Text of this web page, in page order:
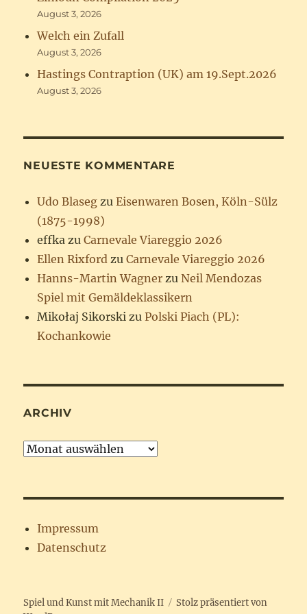
August 3, 2026
Welch ein Zufall
August 3, 2026
Hastings Contraption (UK) am 19.Sept.2026
August 3, 2026
NEUESTE KOMMENTARE
Udo Blaseg zuEisenwaren Bosen, Köln-Sülz
(1875-1998)
effka zuCarnevale Viareggio 2026
Ellen Rixford zuCarnevale Viareggio 2026
Hanns-Martin Wagner zuNeil Mendozas
Spiel mit Gemäldeklassikern
Mikołaj Sikorski zuPolski Piach (PL):
Kochankowie
ARCHIV
Archiv
Impressum
Datenschutz
Spiel und Kunst mit Mechanik II
Stolz präsentiert von